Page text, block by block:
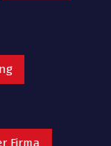
Firma